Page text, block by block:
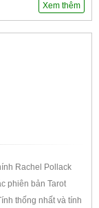
Xem thêm
Rachel Pollack
phiên bản Tarot
thống nhất và tính